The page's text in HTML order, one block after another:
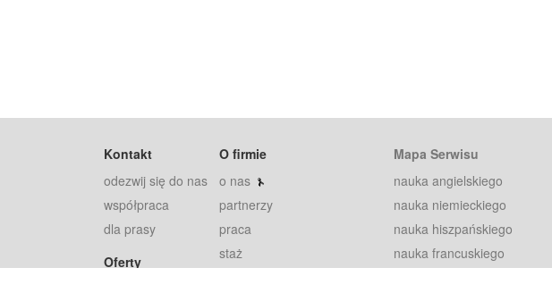
Kontakt
odezwij się do nas
współpraca
dla prasy
Oferty
O firmie
o nas
partnerzy
praca
staż
Mapa Serwisu
nauka angielskiego
nauka niemieckiego
nauka hiszpańskiego
nauka francuskiego